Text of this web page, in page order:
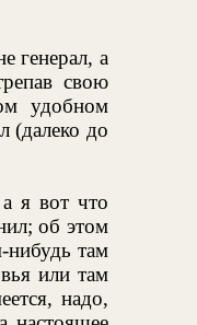
генерал, а
свою
удобном
(далеко до
я вот что
об этом
нибудь там
или там
надо,